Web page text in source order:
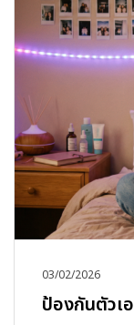
03/02/2026
ป้องกันตัวเ